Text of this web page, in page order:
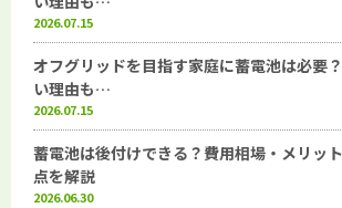
2026.07.15
オフグリッドを目指す家庭に蓄電池は必要
い理由も…
2026.07.15
蓄電池は後付けできる？費用相場・メリッ
点を解説
2026.06.30